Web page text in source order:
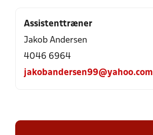
Assistenttræner
Jakob Andersen
4046 6964
jakobandersen99@yahoo.com